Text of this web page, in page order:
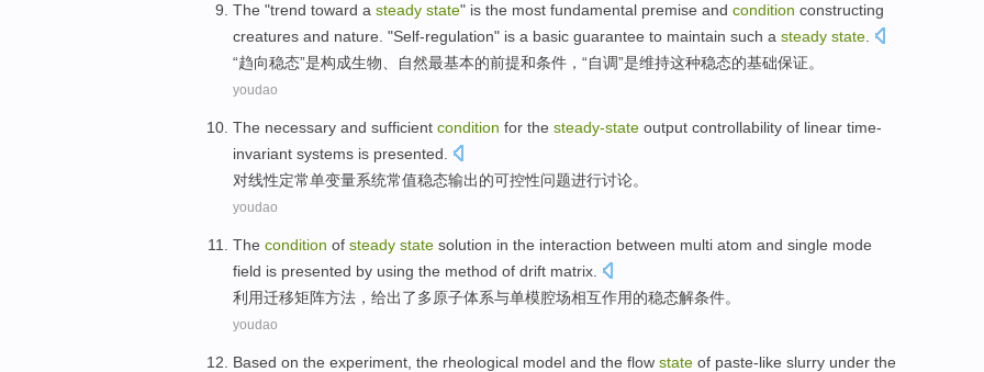
The "trend toward a steady state" is the most fundamental premise and condition constructing
creatures and nature. "Self-regulation" is a basic guarantee to maintain such a steady state.
“趋向稳态”是构成生物、 自然最基本的前提和条件 ，“自调”是维持这种稳态的基础保证。
youdao
The necessary and sufficient condition for the steady-state output controllability of linear time-
invariant systems is presented
对线性定常单变量系统常值稳态输出的可控性问题进行讨论。
youdao
The condition of steady state solution in the interaction between multi atom and single mode
field is presented by using the method of drift matrix
利用迁移矩阵方法 ， 给出了多原子体系与单模腔场相互作用的稳态解条件。
youdao
Based on the experiment the rheological model and the flow state of paste-like slurry under the